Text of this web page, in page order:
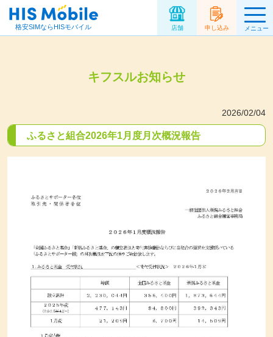
格安SIMならHISモバイル 店舗 申し込み メニュー
キフスルお知らせ
2026/02/04
ふるさと組合2026年1月度月次概況報告